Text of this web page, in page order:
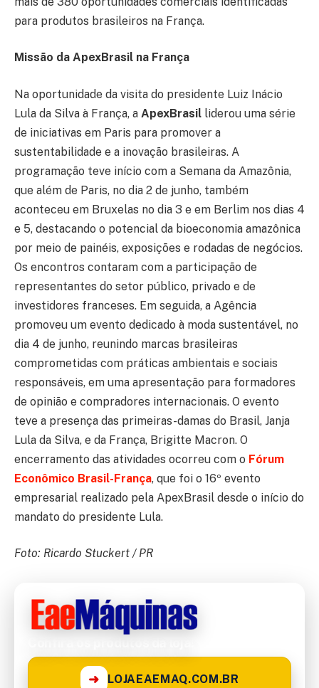
para produtos brasileiros na França.
Missão da ApexBrasil na França
Na oportunidade da visita do presidente Luiz Inácio
Lula da Silva à França, a ApexBrasil liderou uma série
de iniciativas em Paris para promover a
sustentabilidade e a inovação brasileiras. A
programação teve início com a Semana da Amazônia,
que além de Paris, no dia 2 de junho, também
aconteceu em Bruxelas no dia 3 e em Berlim nos dias 4
e 5, destacando o potencial da bioeconomia amazônica
por meio de painéis, exposições e rodadas de negócios.
Os encontros contaram com a participação de
representantes do setor público, privado e de
investidores franceses. Em seguida, a Agência
promoveu um evento dedicado à moda sustentável, no
dia 4 de junho, reunindo marcas brasileiras
comprometidas com práticas ambientais e sociais
responsáveis, em uma apresentação para formadores
de opinião e compradores internacionais. O evento
teve a presença das primeiras-damas do Brasil, Janja
Lula da Silva, e da França, Brigitte Macron. O
encerramento das atividades ocorreu com o Fórum
Econômico Brasil-França, que foi o 16º evento
empresarial realizado pela ApexBrasil desde o início do
mandato do presidente Lula.
Foto: Ricardo Stuckert / PR
➜ LOJAEAEMAQ.COM.BR